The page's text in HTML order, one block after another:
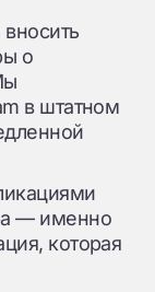
о
в штатном
— именно
которая